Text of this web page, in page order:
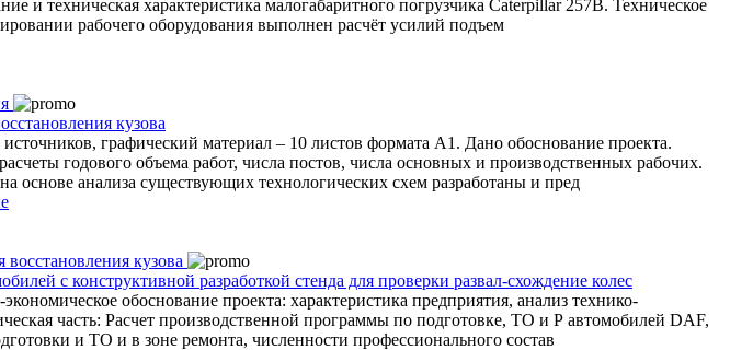
и техническая характеристика малогабаритного погрузчика Caterpillar 257B. Техническое
рабочего оборудования выполнен расчёт усилий подъем
кузова
графический материал – 10 листов формата А1. Дано обоснование проекта.
годового объема работ, числа постов, числа основных и производственных рабочих.
основе анализа существующих технологических схем разработаны и пред
с конструктивной разработкой стенда для проверки развал-схождение колес
обоснование проекта: характеристика предприятия, анализ технико-
часть: Расчет производственной программы по подготовке, ТО и Р автомобилей DAF,
и ТО и в зоне ремонта, численности профессионального состав